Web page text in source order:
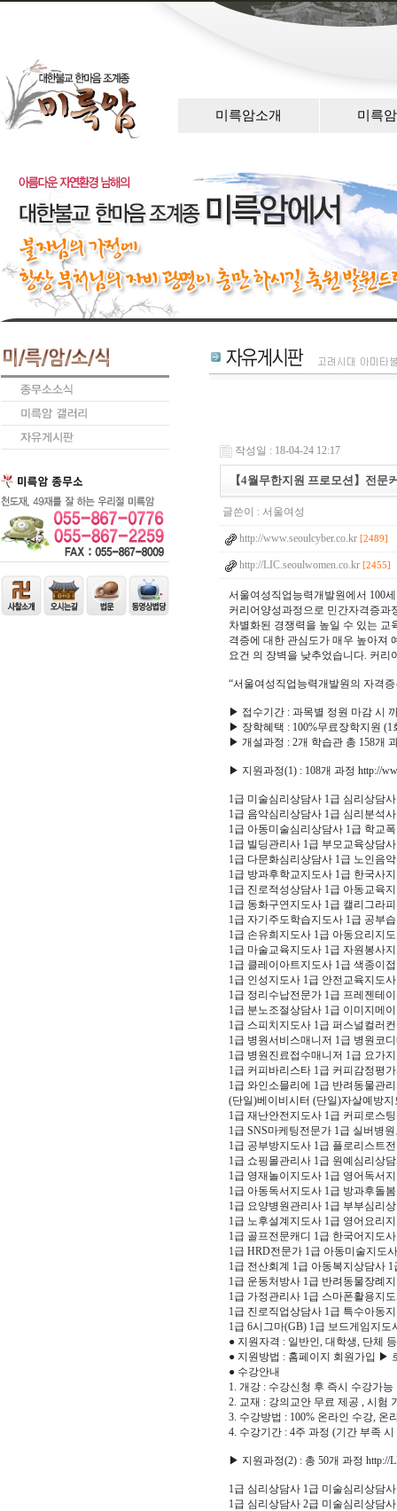
미륵암소개 미륵
작성일 : 18-04-24 12:17
【4월무한지원 프로모션】전문
글쓴이 : 서울여성
http://www.seoulcyber.co.kr [2489]
http://LIC.seoulwomen.co.kr [2455]
서울여성직업능력개발원에서 100
커리어양성과정으로 민간자격증과
차별화된 경쟁력을 높일 수 있는
격증에 대한 관심도가 매우 높아져
요건 의 장벽을 낮추었습니다. 커
“서울여성직업능력개발원의 자격
▶ 접수기간 : 과목별 정원 마감 시
▶ 장학혜택 : 100%무료장학지원
▶ 개설과정 : 2개 학습관 총 158개
▶ 지원과정(1) : 108개 과정 http://
1급 미술심리상담사 1급 심리상담
1급 음악심리상담사 1급 심리분석
1급 아동미술심리상담사 1급 학교
1급 빌딩관리사 1급 부모교육상담
1급 다문화심리상담사 1급 노인음
1급 방과후학교지도사 1급 한국사
1급 진로적성상담사 1급 아동교육
1급 동화구연지도사 1급 캘리그라
1급 자기주도학습지도사 1급 공부
1급 손유희지도사 1급 아동요리지
1급 마술교육지도사 1급 자원봉사
1급 클레이아트지도사 1급 색종이
1급 인성지도사 1급 안전교육지도
1급 정리수납전문가 1급 프레젠테
1급 분노조절상담사 1급 이미지메
1급 스피치지도사 1급 퍼스널컬러
1급 병원서비스매니저 1급 병원코
1급 병원진료접수매니저 1급 요가
1급 커피바리스타 1급 커피감정평
1급 와인소믈리에 1급 반려동물관
(단일)베이비시터 (단일)자살예방
1급 재난안전지도사 1급 커피로스
1급 SNS마케팅전문가 1급 실버병
1급 공부방지도사 1급 플로리스트
1급 쇼핑몰관리사 1급 원예심리상
1급 영재놀이지도사 1급 영어독서
1급 아동독서지도사 1급 방과후돌
1급 요양병원관리사 1급 부부심리
1급 노후설계지도사 1급 영어요리
1급 골프전문캐디 1급 한국어지도
1급 HRD전문가 1급 아동미술지도
1급 전산회계 1급 아동복지상담사
1급 운동처방사 1급 반려동물장례
1급 가정관리사 1급 스마폰활용지
1급 진로직업상담사 1급 특수아동
1급 6시그마(GB) 1급 보드게임지
● 지원자격 : 일반인, 대학생, 단체
● 지원방법 : 홈페이지 회원가입 ▶
● 수강안내
1. 개강 : 수강신청 후 즉시 수강가능
2. 교재 : 강의교안 무료 제공 , 시험
3. 수강방법 : 100% 온라인 수강, 온
4. 수강기간 : 4주 과정 (기간 부족
▶ 지원과정(2) : 총 50개 과정 http://
1급 심리상담사 1급 미술심리상담
1급 심리상담사 2급 미술심리상담